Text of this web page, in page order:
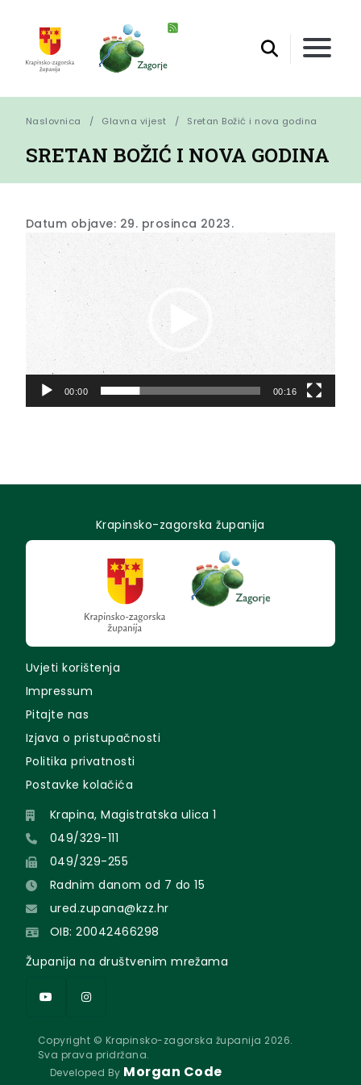
Naslovnica Glavna vijest Sretan Božić i nova godina
SRETAN BOŽIĆ I NOVA GODINA
Datum objave: 29. prosinca 2023.
Reproduktor
videozapisa
00:00 00:16
Krapinsko-zagorska županija
Uvjeti korištenja
Impressum
Pitajte nas
Izjava o pristupačnosti
Politika privatnosti
Postavke kolačića
Krapina, Magistratska ulica 1
049/329-111
049/329-255
Radnim danom od 7 do 15
ured.zupana@kzz.hr
OIB: 20042466298
Županija na društvenim mrežama
Copyright © Krapinsko-zagorska županija 2026.
Sva prava pridržana.
Developed By Morgan Code